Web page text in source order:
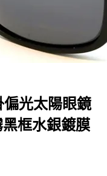
光太陽眼鏡
框水銀鍍膜